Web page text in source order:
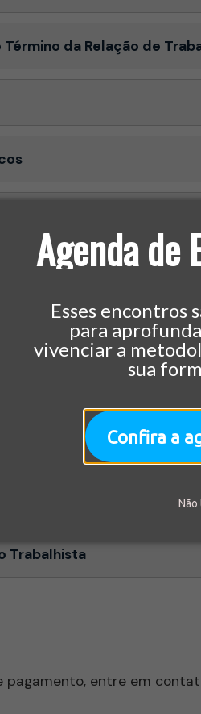
Agenda de
Esses encontros
para
vivenciar a
sua
Confira a
da Relação de
de Trabalho
Trabalhistas
Trabalhista
pagamento, entre em